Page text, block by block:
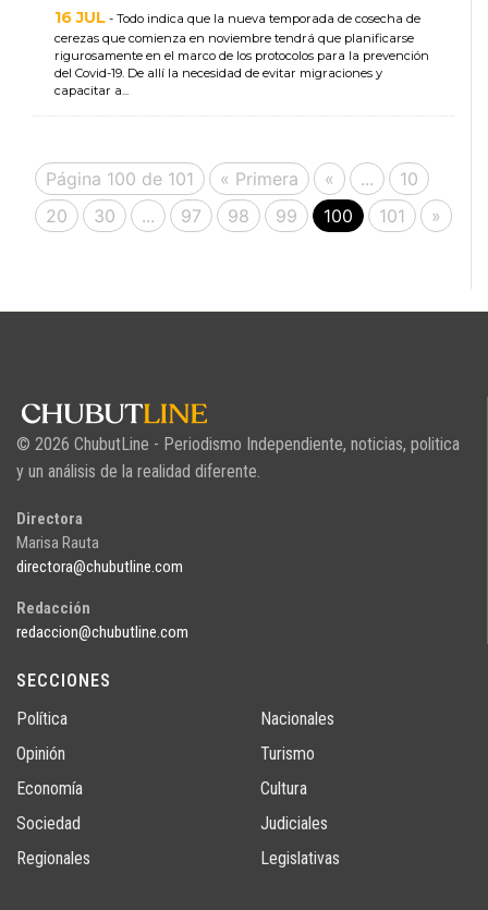
16 JUL - Todo indica que la nueva temporada de cosecha de
cerezas que comienza en noviembre tendrá que planificarse
rigurosamente en el marco de los protocolos para la prevención
del Covid-19. De allí la necesidad de evitar migraciones y
capacitar a...
Página 100 de 101 « Primera « ...
10
20
30 ... 97 98 99 100 101 »
© 2026 ChubutLine - Periodismo Independiente, noticias, politica
y un análisis de la realidad diferente.
Directora
Marisa Rauta
directora@chubutline.com
Redacción
redaccion@chubutline.com
SECCIONES
Política
Opinión
Economía
Sociedad
Regionales
Nacionales
Turismo
Cultura
Judiciales
Legislativas